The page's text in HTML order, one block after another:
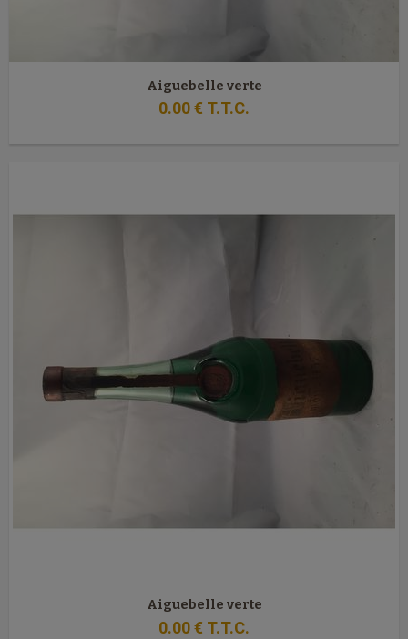
Aiguebelle verte
0.00€ T.T.C.
Aiguebelle verte
0.00€ T.T.C.